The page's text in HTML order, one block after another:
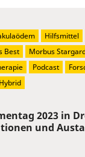
2023 in
und
Hilfsmittel
Best Morbus
Podcast
Hybrid